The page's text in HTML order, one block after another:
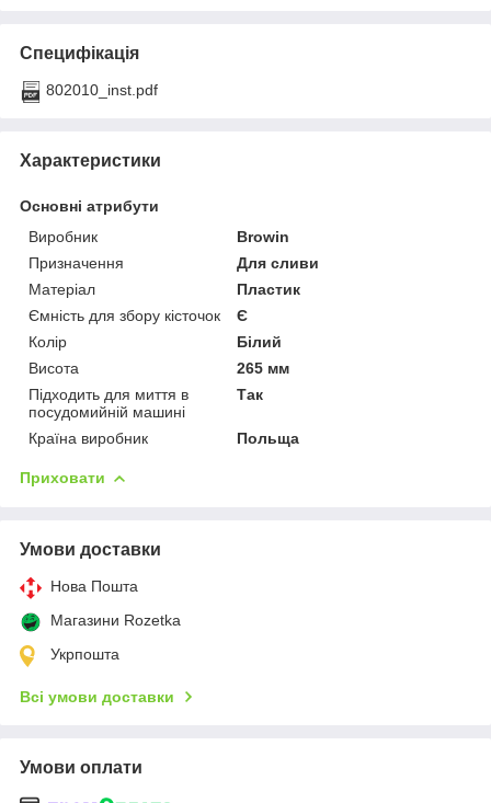
Специфікація
802010_inst.pdf
Характеристики
Основні атрибути
Виробник
Browin
Призначення
Для сливи
Матеріал
Пластик
Ємність для збору кісточок
Є
Колір
Білий
Висота
265 мм
Підходить для миття в
посудомийній машині
Так
Країна виробник Польща
Приховати
Умови доставки
Нова Пошта
Магазини Rozetka
Укрпошта
Всі умови доставки
Умови оплати